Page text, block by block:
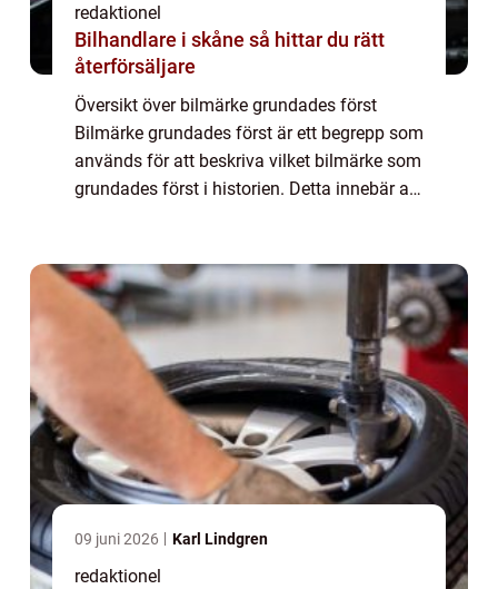
redaktionel
Bilhandlare i skåne så hittar du rätt
återförsäljare
Översikt över bilmärke grundades först
Bilmärke grundades först är ett begrepp som
används för att beskriva vilket bilmärke som
grundades först i historien. Detta innebär att
09 juni 2026 Karl Lindgren
redaktionel